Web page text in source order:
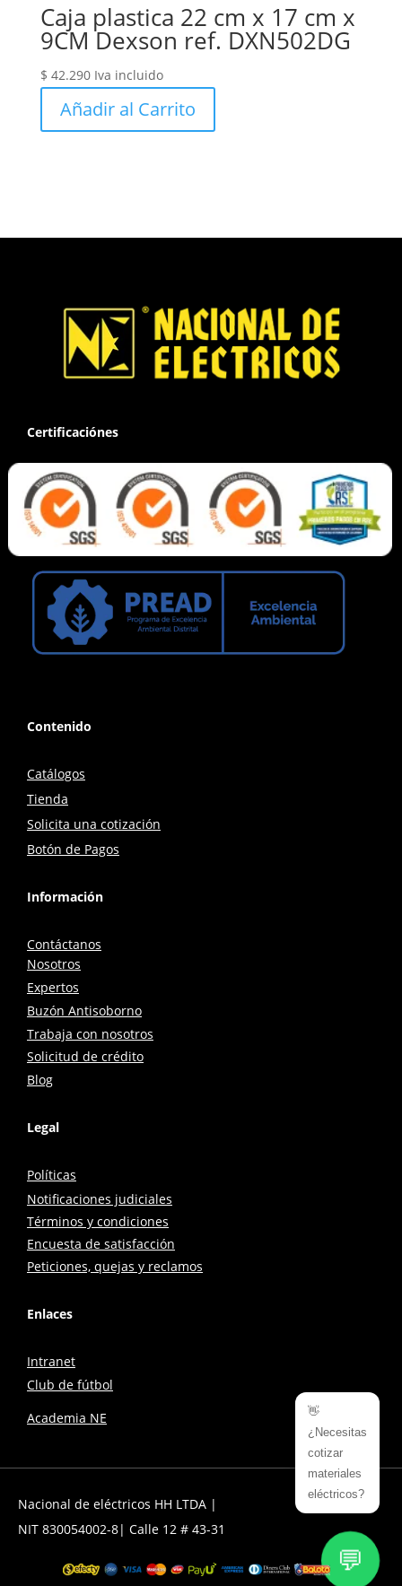
Caja plastica 22 cm x 17 cm x
9CM Dexson ref. DXN502DG
$ 42.290 Iva incluido
Añadir al Carrito
Certificaciónes
Contenido
Catálogos
Tienda
Solicita una cotización
Botón de Pagos
Información
Contáctanos
Nosotros
Expertos
Buzón Antisoborno
Trabaja con nosotros
Solicitud de crédito
Blog
Legal
Políticas
Notificaciones judiciales
Términos y condiciones
Encuesta de satisfacción
Peticiones, quejas y reclamos
Enlaces
Intranet
Club de fútbol
Academia NE
👋
¿Necesitas
cotizar
materiales
eléctricos?
💬
Nacional de eléctricos HH LTDA |
NIT 830054002-8| Calle 12 # 43-31